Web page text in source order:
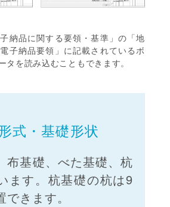
納品に関する要領・基準」の「地
子納品要領」に記載されているボ
タを読み込むこともできます。
式・基礎形状
布基礎、べた基礎、杭
ます。杭基礎の杭は9
きます。